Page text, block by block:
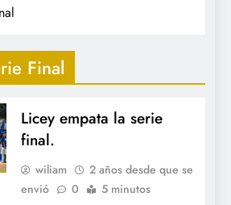
Final
Licey empata la serie
final.
wiliam
2 años desde que se
envió
0 5 minutos